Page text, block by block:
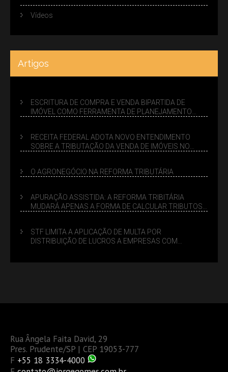
Vídeos
Artigos
ESCRITURA DE COMPRA E VENDA BIPARTIDA DE
IMÓVEL COMO FERRAMENTA DE PLANEJAMENTO
RECEITA FEDERAL ADOTA NOVO ENTENDIMENTO
SOBRE A TRIBUTAÇÃO DA VENDA DE IMÓVEIS NO
O AGRONEGÓCIO NA REFORMA TRIBUTÁRIA
APURAÇÃO ASSISTIDA: A REFORMA TRIBITÁRIA
MUDARÁ APENAS A FORMA DE CALCULAR TRIBUTOS
STF LIMITA A APLICAÇÃO DE MULTA POR
DISTRIBUIÇÃO DE LUCROS A EMPRESAS COM
Rua Ângela Faita David, 29
Pres. Prudente/SP | CEP 19053-777
F +55 18 3334-4000